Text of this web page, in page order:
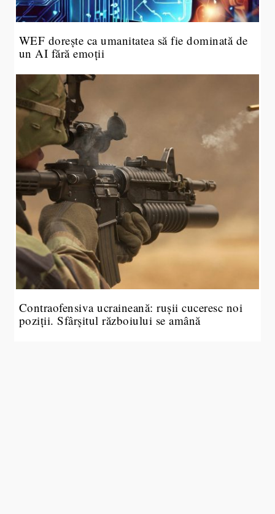
WEF dorește ca umanitatea să fie dominată de
un AI fără emoții
Contraofensiva ucraineană: rușii cuceresc noi
poziții. Sfârșitul războiului se amână